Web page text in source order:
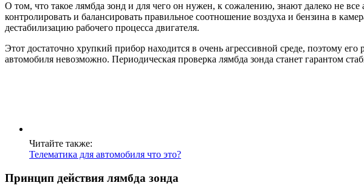
О том, что такое лямбда зонд и для чего он нужен, к сожалению, знают далеко не
контролировать и балансировать правильное соотношение воздуха и бензина в
дестабилизацию рабочего процесса двигателя.
Этот достаточно хрупкий прибор находится в очень агрессивной среде, поэтому
автомобиля невозможно. Периодическая проверка лямбда зонда станет гарантом
Читайте также:
Телематика для автомобиля что это?
Принцип действия лямбда зонда